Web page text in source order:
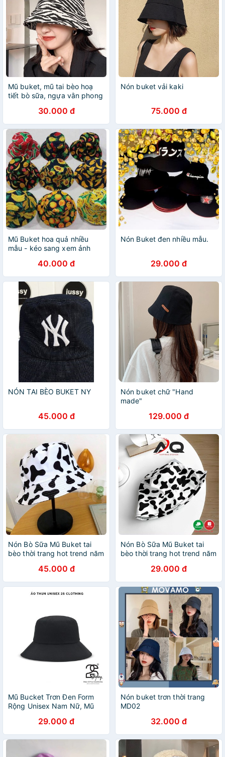
Mũ buket, mũ tai bèo hoạ
tiết bò sữa, ngựa vằn phong
30.000 đ
Nón buket vải kaki
75.000 đ
Mũ Buket hoa quả nhiều
mẫu - kéo sang xem ảnh
40.000 đ
Nón Buket đen nhiều mẫu.
29.000 đ
NÓN TAI BÈO BUKET NY
45.000 đ
Nón buket chữ "Hand
made"
129.000 đ
Nón Bò Sữa Mũ Buket tai
bèo thời trang hot trend năm
45.000 đ
Nón Bò Sữa Mũ Buket tai
bèo thời trang hot trend năm
29.000 đ
Mũ Bucket Trơn Đen Form
Rộng Unisex Nam Nữ, Mũ
Rẻ 2S Clothing29.000 đ
Nón buket trơn thời trang
MD02
32.000 đ